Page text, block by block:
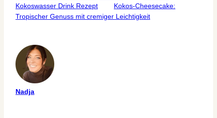
Kokoswasser Drink Rezept
Kokos-Cheesecake:
Tropischer Genuss mit cremiger Leichtigkeit
Nadja